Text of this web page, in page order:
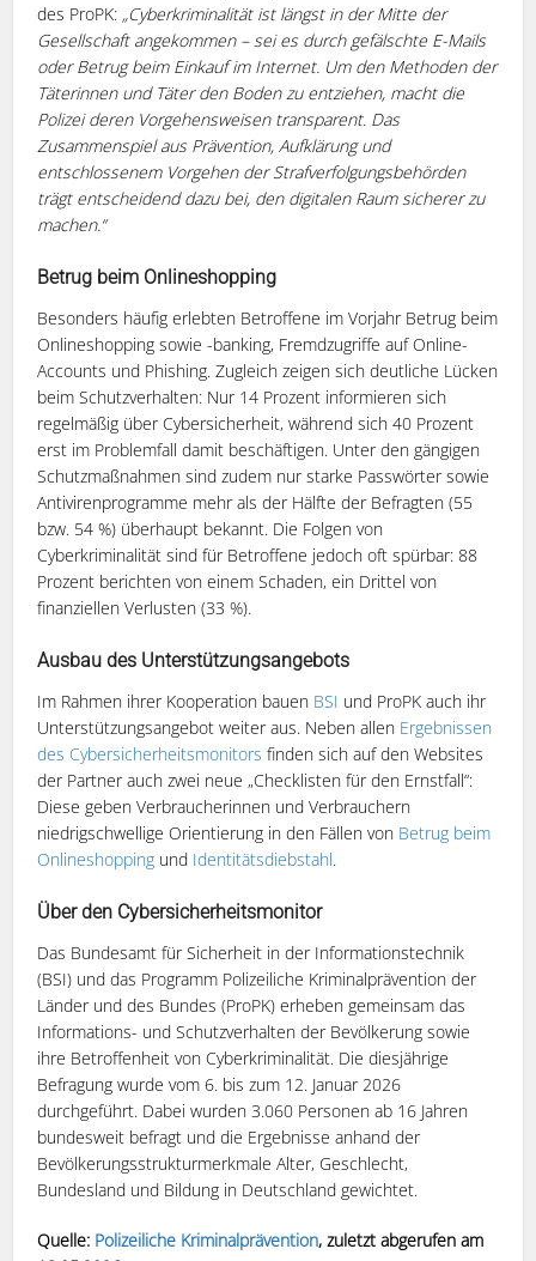
des ProPK: „Cyberkriminalität ist längst in der Mitte der
Gesellschaft angekommen – sei es durch gefälschte E-Mails
oder Betrug beim Einkauf im Internet. Um den Methoden der
Täterinnen und Täter den Boden zu entziehen, macht die
Polizei deren Vorgehensweisen transparent. Das
Zusammenspiel aus Prävention, Aufklärung und
entschlossenem Vorgehen der Strafverfolgungsbehörden
trägt entscheidend dazu bei, den digitalen Raum sicherer zu
machen.“
Betrug beim Onlineshopping
Besonders häufig erlebten Betroffene im Vorjahr Betrug beim
Onlineshopping sowie -banking, Fremdzugriffe auf Online-
Accounts und Phishing. Zugleich zeigen sich deutliche Lücken
beim Schutzverhalten: Nur 14 Prozent informieren sich
regelmäßig über Cybersicherheit, während sich 40 Prozent
erst im Problemfall damit beschäftigen. Unter den gängigen
Schutzmaßnahmen sind zudem nur starke Passwörter sowie
Antivirenprogramme mehr als der Hälfte der Befragten (55
bzw. 54 %) überhaupt bekannt. Die Folgen von
Cyberkriminalität sind für Betroffene jedoch oft spürbar: 88
Prozent berichten von einem Schaden, ein Drittel von
finanziellen Verlusten (33 %).
Ausbau des Unterstützungsangebots
Im Rahmen ihrer Kooperation bauen BSI und ProPK auch ihr
Unterstützungsangebot weiter aus. Neben allen Ergebnissen
des Cybersicherheitsmonitors finden sich auf den Websites
der Partner auch zwei neue „Checklisten für den Ernstfall“:
Diese geben Verbraucherinnen und Verbrauchern
niedrigschwellige Orientierung in den Fällen von Betrug beim
Onlineshopping und Identitätsdiebstahl.
Über den Cybersicherheitsmonitor
Das Bundesamt für Sicherheit in der Informationstechnik
(BSI) und das Programm Polizeiliche Kriminalprävention der
Länder und des Bundes (ProPK) erheben gemeinsam das
Informations- und Schutzverhalten der Bevölkerung sowie
ihre Betroffenheit von Cyberkriminalität. Die diesjährige
Befragung wurde vom 6. bis zum 12. Januar 2026
durchgeführt. Dabei wurden 3.060 Personen ab 16 Jahren
bundesweit befragt und die Ergebnisse anhand der
Bevölkerungsstrukturmerkmale Alter, Geschlecht,
Bundesland und Bildung in Deutschland gewichtet.
Quelle: Polizeiliche Kriminalprävention, zuletzt abgerufen am